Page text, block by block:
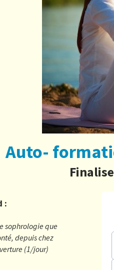
Auto-
:
sophrologie que
depuis chez
(1/jour)